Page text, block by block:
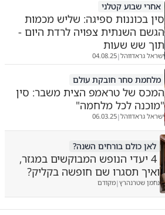
אחרי שבוע קטלני
סין בכוננות ספיגה: שליש מכמות
הגשם השנתית צפויה לרדת היום -
תוך שש שעות
ישראל גראדווהל|
04.08.25
מלחמת סחר חובקת עולם
המכס של טראמפ הצית משבר: סין
"מוכנה לכל מלחמה"
ישראל גראדווהל|
06.03.25
לאן כולם בורחים השנה?
4 יעדי הנופש המבוקשים במגזר,
ואיך תסגרו שם חופשה בקליק?
נחמן שטרנהרץ|מקודם